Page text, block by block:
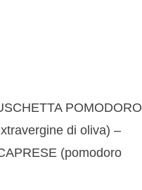
POMODORO
di oliva) –
(pomodoro